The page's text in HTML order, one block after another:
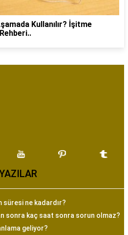
Kullanılır? İşitme
süresi ne kadardır?
sonra kaç saat sonra sorun olmaz?
geliyor?